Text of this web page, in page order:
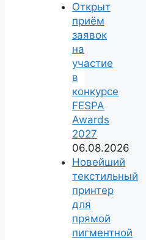
Открыт
приём
заявок
на
участие
в
конкурсе
FESPA
Awards
2027
06.08.2026
Новейший
текстильный
принтер
для
прямой
пигментной